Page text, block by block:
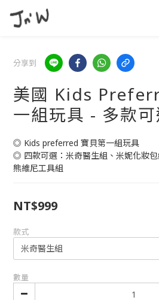
分享到
美國 Kids
一組玩具 - 多款可
◎ Kids preferred 寶貝第一組玩具
◎ 四款可選：米奇醫生組、米妮化妝
熊維尼工具組
NT$999
款式
數量